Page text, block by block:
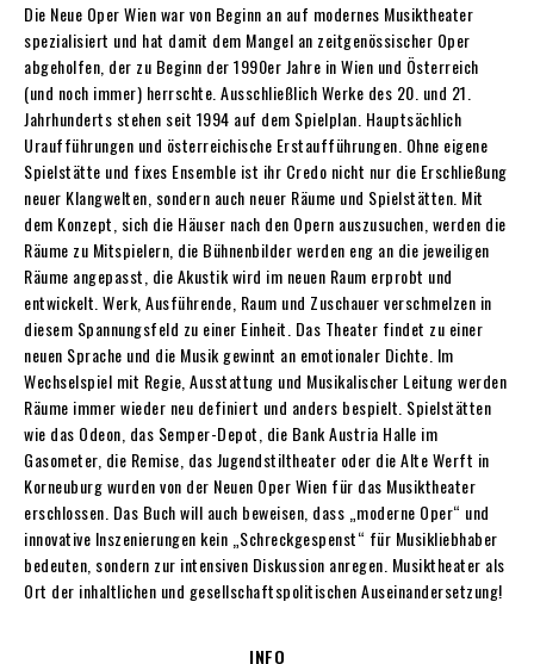
Die Neue Oper Wien war von Beginn an auf modernes Musiktheater
spezialisiert und hat damit dem Mangel an zeitgenössischer Oper
abgeholfen, der zu Beginn der 1990er Jahre in Wien und Österreich
(und noch immer) herrschte. Ausschließlich Werke des 20. und 21.
Jahrhunderts stehen seit 1994 auf dem Spielplan. Hauptsächlich
Uraufführungen und österreichische Erstaufführungen. Ohne eigene
Spielstätte und fixes Ensemble ist ihr Credo nicht nur die Erschließung
neuer Klangwelten, sondern auch neuer Räume und Spielstätten. Mit
dem Konzept, sich die Häuser nach den Opern auszusuchen, werden die
Räume zu Mitspielern, die Bühnenbilder werden eng an die jeweiligen
Räume angepasst, die Akustik wird im neuen Raum erprobt und
entwickelt. Werk, Ausführende, Raum und Zuschauer verschmelzen in
diesem Spannungsfeld zu einer Einheit. Das Theater findet zu einer
neuen Sprache und die Musik gewinnt an emotionaler Dichte. Im
Wechselspiel mit Regie, Ausstattung und Musikalischer Leitung werden
Räume immer wieder neu definiert und anders bespielt. Spielstätten
wie das Odeon, das Semper-Depot, die Bank Austria Halle im
Gasometer, die Remise, das Jugendstiltheater oder die Alte Werft in
Korneuburg wurden von der Neuen Oper Wien für das Musiktheater
erschlossen. Das Buch will auch beweisen, dass „moderne Oper“ und
innovative Inszenierungen kein „Schreckgespenst“ für Musikliebhaber
bedeuten, sondern zur intensiven Diskussion anregen. Musiktheater als
Ort der inhaltlichen und gesellschaftspolitischen Auseinandersetzung!
INFO